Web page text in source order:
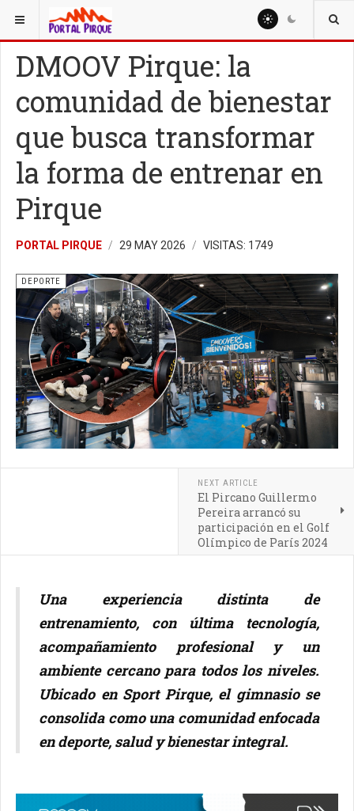
ESTÁ AQUÍ: NOTICIAS
DMOOV Pirque: la
comunidad de bienestar
que busca transformar
la forma de entrenar en
Pirque
PORTAL PIRQUE 29 MAY 2026 VISITAS: 1749
DEPORTE
NEXT ARTICLE
El Pircano Guillermo
Pereira arrancó su
participación en el Golf
Olímpico de París 2024
Una experiencia distinta de
entrenamiento, con última tecnología,
acompañamiento profesional y un
ambiente cercano para todos los niveles.
Ubicado en Sport Pirque, el gimnasio se
consolida como una comunidad enfocada
en deporte, salud y bienestar integral.